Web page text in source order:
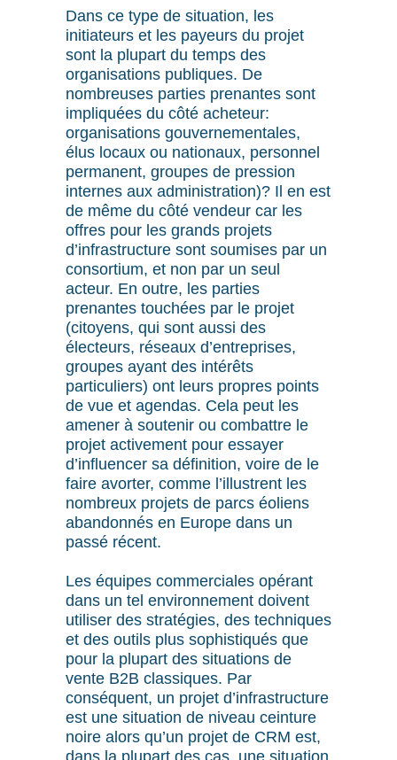
Dans ce type de situation, les
initiateurs et les payeurs du projet
sont la plupart du temps des
organisations publiques. De
nombreuses parties prenantes sont
impliquées du côté acheteur:
organisations gouvernementales,
élus locaux ou nationaux, personnel
permanent, groupes de pression
internes aux administration)? Il en est
de même du côté vendeur car les
offres pour les grands projets
d’infrastructure sont soumises par un
consortium, et non par un seul
acteur. En outre, les parties
prenantes touchées par le projet
(citoyens, qui sont aussi des
électeurs, réseaux d’entreprises,
groupes ayant des intérêts
particuliers) ont leurs propres points
de vue et agendas. Cela peut les
amener à soutenir ou combattre le
projet activement pour essayer
d’influencer sa définition, voire de le
faire avorter, comme l’illustrent les
nombreux projets de parcs éoliens
abandonnés en Europe dans un
passé récent.
Les équipes commerciales opérant
dans un tel environnement doivent
utiliser des stratégies, des techniques
et des outils plus sophistiqués que
pour la plupart des situations de
vente B2B classiques. Par
conséquent, un projet d’infrastructure
est une situation de niveau ceinture
noire alors qu’un projet de CRM est,